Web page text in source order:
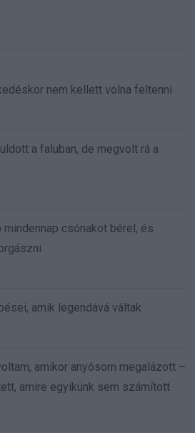
nem kellett volna feltenni
a faluban, de megvolt rá a
csónakot bérel, és
amik legendává váltak
amikor anyósom megalázott –
amire egyikünk sem számított